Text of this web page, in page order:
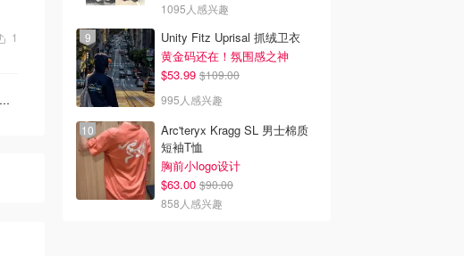
1
1095人感兴趣
Unity Fitz Uprisal 抓绒卫衣
黄金码还在！氛围感之神
$53.99 $109.00
995人感兴趣
Arc'teryx Kragg SL 男士棉质
短袖T恤
胸前小logo设计
$63.00 $90.00
858人感兴趣